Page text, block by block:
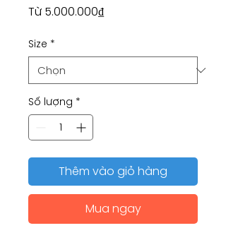
Từ 5.000.000₫Giá
Size *
Số lượng *
Thêm vào giỏ hàng
Mua ngay